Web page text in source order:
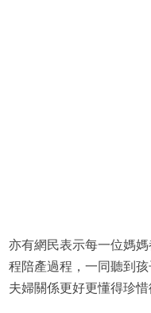
亦有網民表示每一位媽
程陪產過程，一同聽到
夫婦關係更好更懂得珍